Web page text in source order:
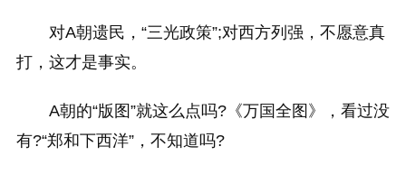
对A朝遗民，“三光政策”;对西方列强，不愿意真
打，这才是事实。
A朝的“版图”就这么点吗?《万国全图》，看过没
有?“郑和下西洋”，不知道吗?